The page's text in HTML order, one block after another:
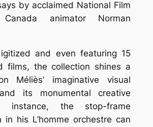
by acclaimed National Film
animator Norman
and even featuring 15
films, the collection shines a
Méliès’ imaginative visual
its monumental creative
instance, the stop-frame
in his L’homme orchestre can